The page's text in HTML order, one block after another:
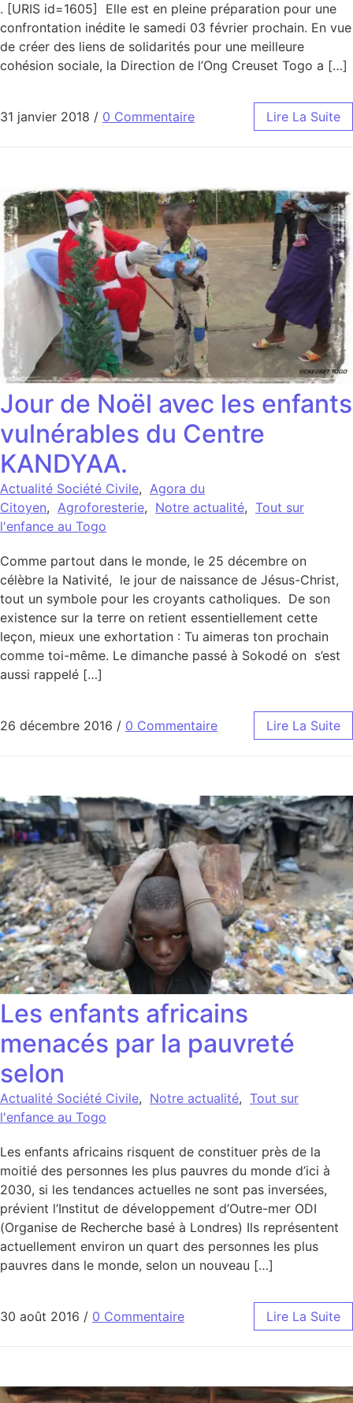
. [URIS id=1605] Elle est en pleine préparation pour une
confrontation inédite le samedi 03 février prochain. En vue
de créer des liens de solidarités pour une meilleure
cohésion sociale, la Direction de l’Ong Creuset Togo a […]
31 janvier 2018 / 0 Commentaire Lire La Suite
Jour de Noël avec les enfants
vulnérables du Centre
KANDYAA.
Actualité Société Civile, Agora du
Citoyen, Agroforesterie, Notre actualité, Tout sur
l'enfance au Togo
Comme partout dans le monde, le 25 décembre on
célèbre la Nativité, le jour de naissance de Jésus-Christ,
tout un symbole pour les croyants catholiques. De son
existence sur la terre on retient essentiellement cette
leçon, mieux une exhortation : Tu aimeras ton prochain
comme toi-même. Le dimanche passé à Sokodé on s’est
aussi rappelé […]
26 décembre 2016 / 0 Commentaire Lire La Suite
Les enfants africains
menacés par la pauvreté
selon
Actualité Société Civile, Notre actualité, Tout sur
l'enfance au Togo
Les enfants africains risquent de constituer près de la
moitié des personnes les plus pauvres du monde d’ici à
2030, si les tendances actuelles ne sont pas inversées,
prévient l’Institut de développement d’Outre-mer ODI
(Organise de Recherche basé à Londres) Ils représentent
actuellement environ un quart des personnes les plus
pauvres dans le monde, selon un nouveau […]
30 août 2016 / 0 Commentaire Lire La Suite